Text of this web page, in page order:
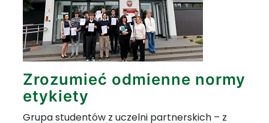
Zrozumieć odmienne normy
etykiety
Grupa studentów z uczelni partnerskich – z